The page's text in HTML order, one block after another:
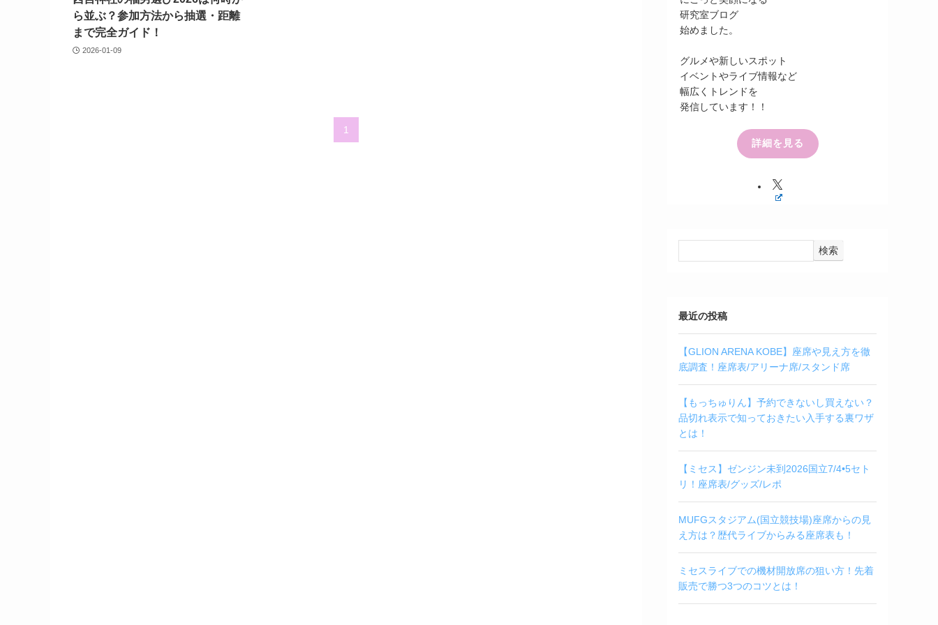
ら並ぶ？参加方法から抽選・距離
まで完全ガイド！
2026-01-09
1
研究室ブログ
始めました。
グルメや新しいスポット
イベントやライブ情報など
幅広くトレンドを
発信しています！！
詳細を見る
検索
最近の投稿
【GLION ARENA KOBE】座席や見え方を徹
底調査！座席表/アリーナ席/スタンド席
【もっちゅりん】予約できないし買えない？
品切れ表示で知っておきたい入手する裏ワザ
とは！
【ミセス】ゼンジン未到2026国立7/4•5セト
リ！座席表/グッズ/レポ
MUFGスタジアム(国立競技場)座席からの見
え方は？歴代ライブからみる座席表も！
ミセスライブでの機材開放席の狙い方！先着
販売で勝つ3つのコツとは！